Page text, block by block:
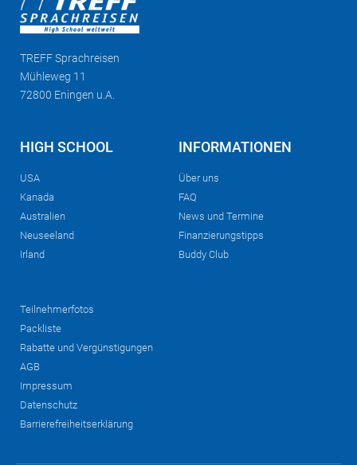
TREFFSprachreisen
Mühleweg 11
72800 Eningen u.A.
HIGH SCHOOL
USA
Kanada
Australien
Neuseeland
Irland
INFORMATIONEN
Über uns
FAQ
News und Termine
Finanzierungstipps
Buddy Club
Teilnehmerfotos
Packliste
Rabatte und Vergünstigungen
AGB
Impressum
Datenschutz
Barrierefreiheitserklärung